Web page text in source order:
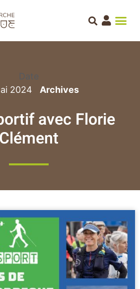
Date
2024
avec Florie
Clément